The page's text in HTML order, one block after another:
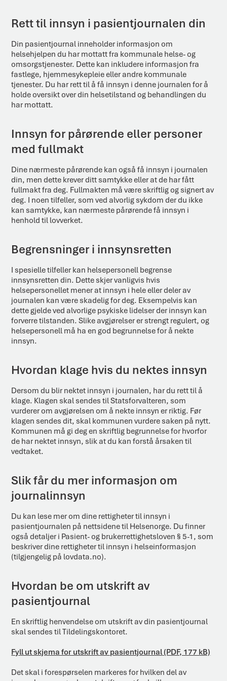
Rett til innsyn i pasientjournalen din
Din pasientjournal inneholder informasjon om
helsehjelpen du har mottatt fra kommunale helse- og
omsorgstjenester. Dette kan inkludere informasjon fra
fastlege, hjemmesykepleie eller andre kommunale
tjenester. Du har rett til å få innsyn i denne journalen for å
holde oversikt over din helsetilstand og behandlingen du
har mottatt.
Innsyn for pårørende eller personer
med fullmakt
Dine nærmeste pårørende kan også få innsyn i journalen
din, men dette krever ditt samtykke eller at de har fått
fullmakt fra deg. Fullmakten må være skriftlig og signert av
deg. I noen tilfeller, som ved alvorlig sykdom der du ikke
kan samtykke, kan nærmeste pårørende få innsyn i
henhold til lovverket.
Begrensninger i innsynsretten
I spesielle tilfeller kan helsepersonell begrense
innsynsretten din. Dette skjer vanligvis hvis
helsepersonellet mener at innsyn i hele eller deler av
journalen kan være skadelig for deg. Eksempelvis kan
dette gjelde ved alvorlige psykiske lidelser der innsyn kan
forverre tilstanden. Slike avgjørelser er strengt regulert, og
helsepersonell må ha en god begrunnelse for å nekte
innsyn.
Hvordan klage hvis du nektes innsyn
Dersom du blir nektet innsyn i journalen, har du rett til å
klage. Klagen skal sendes til Statsforvalteren, som
vurderer om avgjørelsen om å nekte innsyn er riktig. Før
klagen sendes dit, skal kommunen vurdere saken på nytt.
Kommunen må gi deg en skriftlig begrunnelse for hvorfor
de har nektet innsyn, slik at du kan forstå årsaken til
vedtaket.
Slik får du mer informasjon om
journalinnsyn
Du kan lese mer om dine rettigheter til innsyn i
pasientjournalen på nettsidene til Helsenorge. Du finner
også detaljer i Pasient- og brukerrettighetsloven § 5-1, som
beskriver dine rettigheter til innsyn i helseinformasjon
(tilgjengelig på lovdata.no).
Hvordan be om utskrift av
pasientjournal
En skriftlig henvendelse om utskrift av din pasientjournal
skal sendes til Tildelingskontoret.
Fyll ut skjema for utskrift av pasientjournal(PDF, 177 kB)
Det skal i forespørselen markeres for hvilken del av